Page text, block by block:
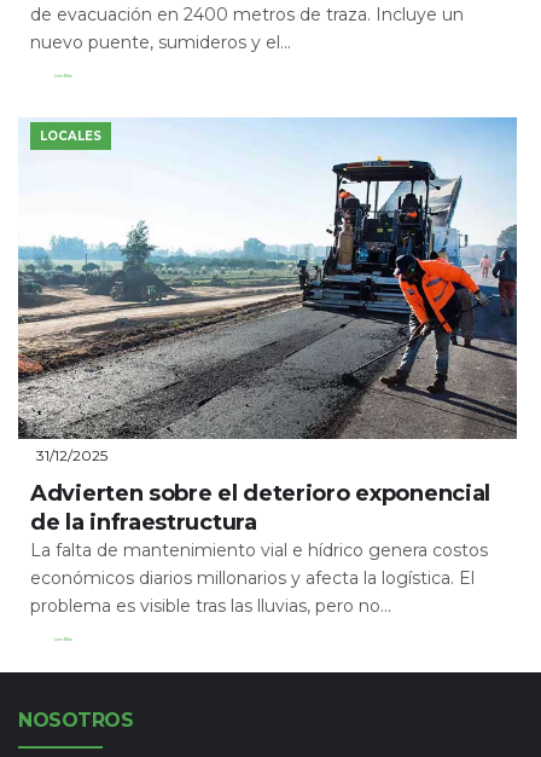
de evacuación en 2400 metros de traza. Incluye un
nuevo puente, sumideros y el...
Leer Más
LOCALES
31/12/2025
Advierten sobre el deterioro exponencial
de la infraestructura
La falta de mantenimiento vial e hídrico genera costos
económicos diarios millonarios y afecta la logística. El
problema es visible tras las lluvias, pero no...
Leer Más
NOSOTROS